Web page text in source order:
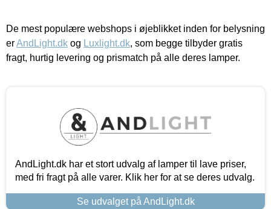
De mest populære webshops i øjeblikket inden for belysning
erAndLight.dk og Luxlight.dk, som begge tilbyder gratis
fragt, hurtig levering og prismatch på alle deres lamper.
AndLight.dk har et stort udvalg af lamper til lave priser,
med fri fragt på alle varer. Klik her for at se deres udvalg.
Se udvalget på AndLight.dk